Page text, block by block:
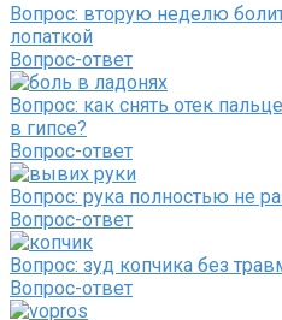
Вопрос: вторую неделю
лопаткой
Вопрос-ответ
Вопрос: как снять отек
в гипсе?
Вопрос-ответ
Вопрос: рука полностью не
Вопрос-ответ
Вопрос: зуд копчика без
Вопрос-ответ